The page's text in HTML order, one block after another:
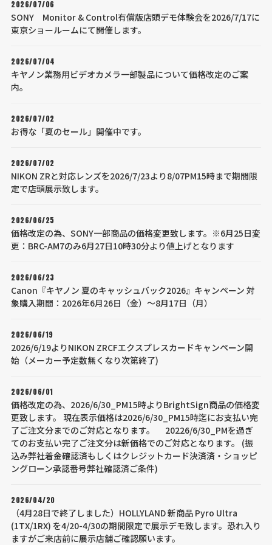
2026/07/06
SONY Monitor & Control有償版店頭デモ体験会を2026/7/17に
東京ショールームにて開催します。
2026/07/04
キヤノン業務用ビデオカメラ一部製品について価格改定のご案
内。
2026/07/02
お得な「夏のセール」開催中です。
2026/07/02
NIKON ZRと対応レンズを2026/7/23より8/07PM15時まで期間限
定で店頭展示致します。
2026/06/25
価格改定の為、SONY一部商品の価格変更致します。※6月25日変
更：BRC-AM7のみ6月27日10時30分より値上げとなります
2026/06/23
Canon『キヤノン 夏のキャッシュバック2026』キャンペーン 対
象購入期間：2026年6月26日（金）～8月17日（月）
2026/06/19
2026/6/19よりNIKON ZRCFエクスプレスカードキャンペーン開
始（メーカー予定数無くなり次第終了)
2026/06/01
価格改定の為、2026/6/30_PM15時よりBrightSign商品の価格変
更致します。 現在表示価格は2026/6/30_PM15時迄にお支払い完
了ご注文分までのご対応となります。 20226/6/30_PMを過ぎ
てのお支払い完了ご注文分は新価格でのご対応となります。 (振
込み弊社着金確認済もしくはクレジットカード決済済・ショッピ
ングローン承認番号弊社確認済ご条件)
2026/04/20
（4月28日で終了しました）HOLLYLAND 新商品 Pyro Ultra
(1TX/1RX) を4/20-4/30の期間限定で展示デモ致します。恐れ入り
ますがご来店前に展示店舗ご確認願います。